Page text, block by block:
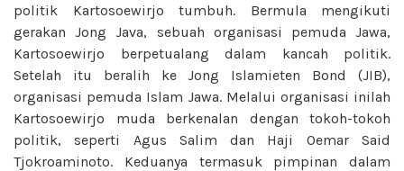
politik Kartosoewirjo tumbuh. Bermula mengikuti
gerakan Jong Java, sebuah organisasi pemuda Jawa,
Kartosoewirjo berpetualang dalam kancah politik.
Setelah itu beralih ke Jong Islamieten Bond (JIB),
organisasi pemuda Islam Jawa. Melalui organisasi inilah
Kartosoewirjo muda berkenalan dengan tokoh-tokoh
politik, seperti Agus Salim dan Haji Oemar Said
Tjokroaminoto. Keduanya termasuk pimpinan dalam